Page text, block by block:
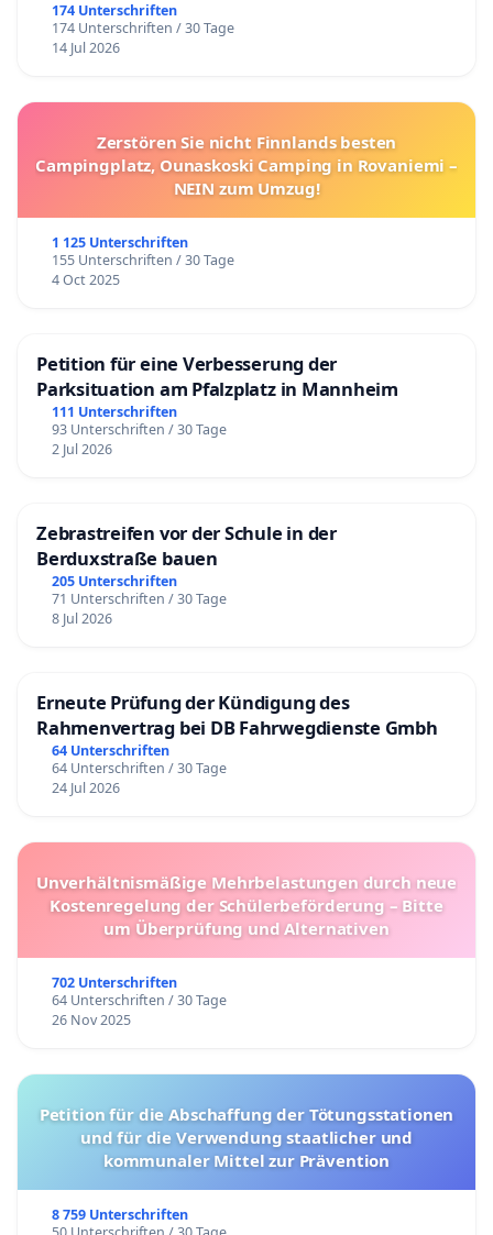
174 Unterschriften
174 Unterschriften / 30 Tage
14 Jul 2026
Zerstören Sie nicht Finnlands besten
Campingplatz, Ounaskoski Camping in Rovaniemi –
NEIN zum Umzug!
1 125 Unterschriften
155 Unterschriften / 30 Tage
4 Oct 2025
Petition für eine Verbesserung der
Parksituation am Pfalzplatz in Mannheim
111 Unterschriften
93 Unterschriften / 30 Tage
2 Jul 2026
Zebrastreifen vor der Schule in der
Berduxstraße bauen
205 Unterschriften
71 Unterschriften / 30 Tage
8 Jul 2026
Erneute Prüfung der Kündigung des
Rahmenvertrag bei DB Fahrwegdienste Gmbh
64 Unterschriften
64 Unterschriften / 30 Tage
24 Jul 2026
Unverhältnismäßige Mehrbelastungen durch neue
Kostenregelung der Schülerbeförderung – Bitte
um Überprüfung und Alternativen
702 Unterschriften
64 Unterschriften / 30 Tage
26 Nov 2025
Petition für die Abschaffung der Tötungsstationen
und für die Verwendung staatlicher und
kommunaler Mittel zur Prävention
8 759 Unterschriften